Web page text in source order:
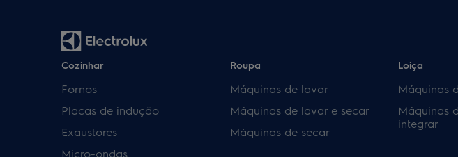
Cozinhar
Fornos
Placas de indução
Exaustores
Micro-ondas
Roupa
Máquinas de lavar
Máquinas de lavar e secar
Máquinas de secar
Loiça
Máquinas
Máquinas
integrar